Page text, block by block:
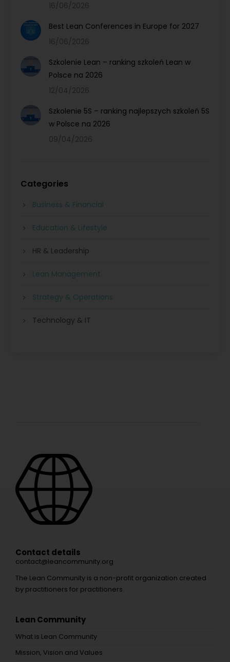
16/06/2026
Best Lean Conferences in Europe for 2027
16/06/2026
Szkolenie Lean – ranking szkoleń Lean w
Polsce na 2026
12/04/2026
Szkolenie 5S – ranking najlepszych szkoleń 5S
w Polsce na 2026
09/04/2026
Categories
Business & Financial
Education & Lifestyle
HR & Leadership
Lean Management
Strategy & Operations
Technology & IT
Contact details
contact@leancommunity.org
The Lean Community is a non-profit organization created
by practitioners for practitioners.
Lean Community
What is Lean Community
Mission, Vision and Values